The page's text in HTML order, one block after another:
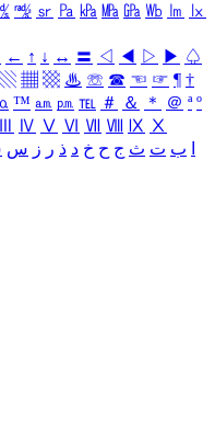
㎯ ㏛ ㎩ ㎪ ㎫ ㎬ ㏝ ㏐
㏓
← ↑ ↓ ↔ 〓 ◁ ◀ ▷ ▶ ♤
▧ ▦ ▩ ♨ ☏ ☎ ☜ ☞ ¶ †
™ ㏂ ㏘ ℡ ＃ ＆ ＊ ＠ ª º
Ⅳ Ⅴ Ⅵ Ⅶ Ⅷ Ⅸ Ⅹ
ب ت ث ج ح خ د ذ ر ز س